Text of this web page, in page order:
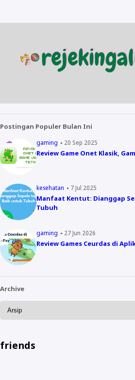
Postingan Populer Bulan Ini
gaming 20 Sep 2025
Review Game Onet Klasik,
kesehatan 7 Jul 2025
Manfaat Kentut: Dianggap
Tubuh
gaming 27 Jun 2026
Review Games Ceurdas di
Archive
friends